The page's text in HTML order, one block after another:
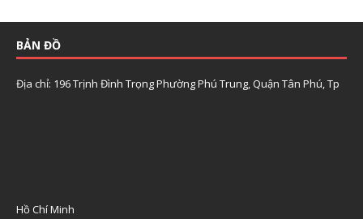
BẢN ĐỒ
Địa chỉ: 196 Trịnh Đình Trọng Phường Phú Trung, Quận Tân Phú, Tp
Hồ Chí Minh